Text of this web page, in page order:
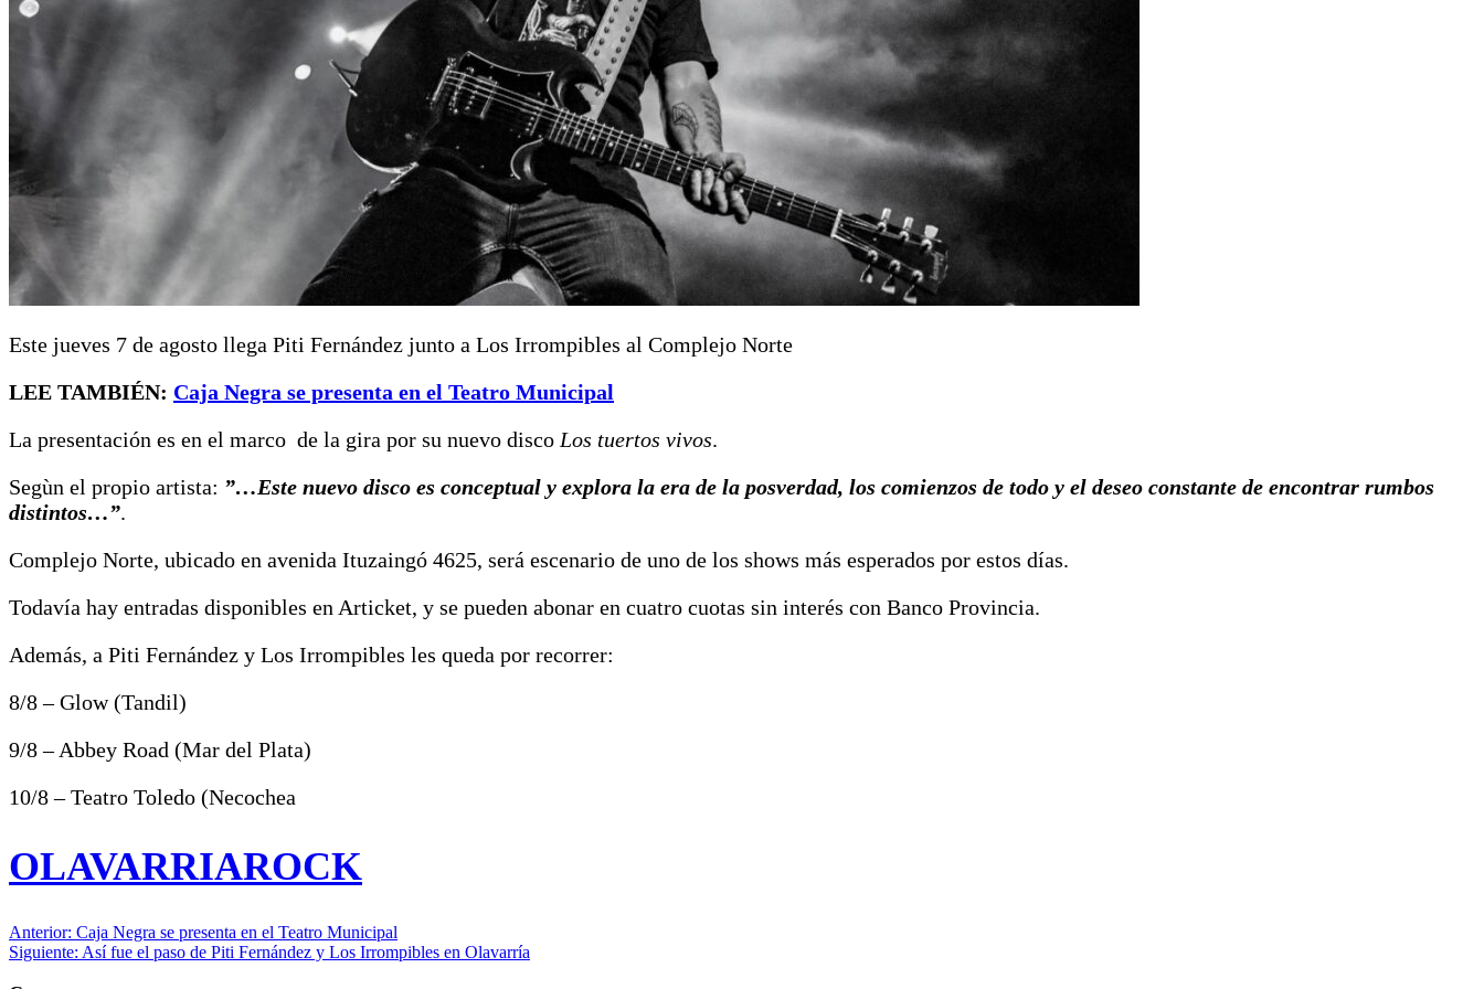
Este jueves 7 de agosto llega Piti Fernández junto a Los Irrompibles al Complejo Norte
LEE TAMBIÉN: Caja Negra se presenta en el Teatro Municipal
La presentación es en el marco de la gira por su nuevo disco Los tuertos vivos.
Segùn el propio artista: ”…Este nuevo disco es conceptual y explora la era de la posverdad, los comienzos de todo y el deseo constante de encontrar rumbos
distintos…”.
Complejo Norte, ubicado en avenida Ituzaingó 4625, será escenario de uno de los shows más esperados por estos días.
Todavía hay entradas disponibles en Articket, y se pueden abonar en cuatro cuotas sin interés con Banco Provincia.
Además, a Piti Fernández y Los Irrompibles les queda por recorrer:
8/8 – Glow (Tandil)
9/8 – Abbey Road (Mar del Plata)
10/8 – Teatro Toledo (Necochea
OLAVARRIAROCK
Navegación
de
Anterior: Caja Negra se presenta en el Teatro Municipal
Siguiente: Así fue el paso de Piti Fernández y Los Irrompibles en Olavarría